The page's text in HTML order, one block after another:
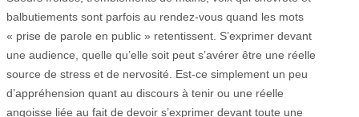
balbutiements sont parfois au rendez-vous quand les mots
« prise de parole en public » retentissent. S’exprimer devant
une audience, quelle qu’elle soit peut s’avérer être une réelle
source de stress et de nervosité. Est-ce simplement un peu
d’appréhension quant au discours à tenir ou une réelle
angoisse liée au fait de devoir s’exprimer devant toute une